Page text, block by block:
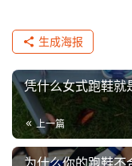
生成海报
凭什么女式跑鞋就
上一篇
为什么你的跑鞋不